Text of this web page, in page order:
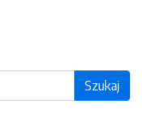
Szukaj